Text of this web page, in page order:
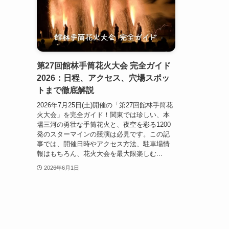
第27回館林手筒花火大会 完全ガイド
2026：日程、アクセス、穴場スポッ
トまで徹底解説
2026年7月25日(土)開催の「第27回館林手筒花
火大会」を完全ガイド！関東では珍しい、本
場三河の勇壮な手筒花火と、夜空を彩る1200
発のスターマインの競演は必見です。この記
事では、開催日時やアクセス方法、駐車場情
報はもちろん、花火大会を最大限楽しむ...
2026年6月1日